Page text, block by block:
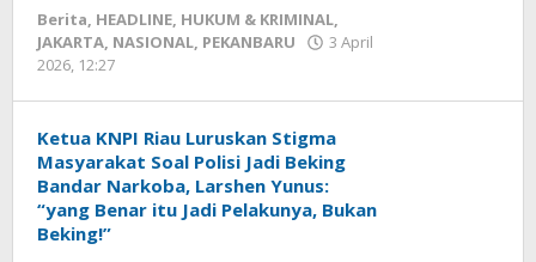
Berita, HEADLINE, HUKUM & KRIMINAL,
JAKARTA, NASIONAL, PEKANBARU
3 April
2026, 12:27
Ketua KNPI Riau Luruskan Stigma
Masyarakat Soal Polisi Jadi Beking
Bandar Narkoba, Larshen Yunus:
“yang Benar itu Jadi Pelakunya, Bukan
Beking!”